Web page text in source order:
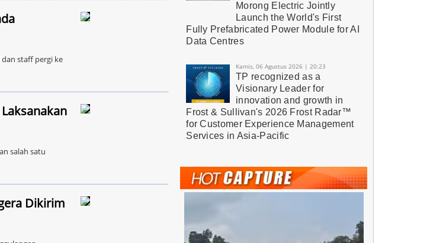
dan staff pergi ke
salah satu
Dikirim
Morong Electric Jointly
Launch the World's First
Fully Prefabricated Power Module for AI
Data Centres
Kamis, 06 Agustus 2026 | 20:23
TP recognized as a
Visionary Leader for
innovation and growth in
Frost & Sullivan's 2026 Frost Radar™
for Customer Experience Management
Services in Asia-Pacific